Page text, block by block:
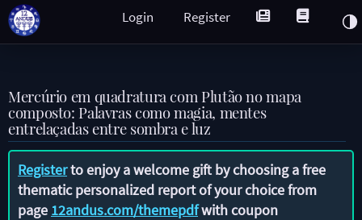
Register
Login
Mercúrio em quadratura com Plutão no mapa
composto: Palavras como magia, mentes
entrelaçadas entre sombra e luz
Registerto enjoy a welcome gift by choosing a free
thematic personalized report of your choice from
page 12andus.com/themepdfwith coupon